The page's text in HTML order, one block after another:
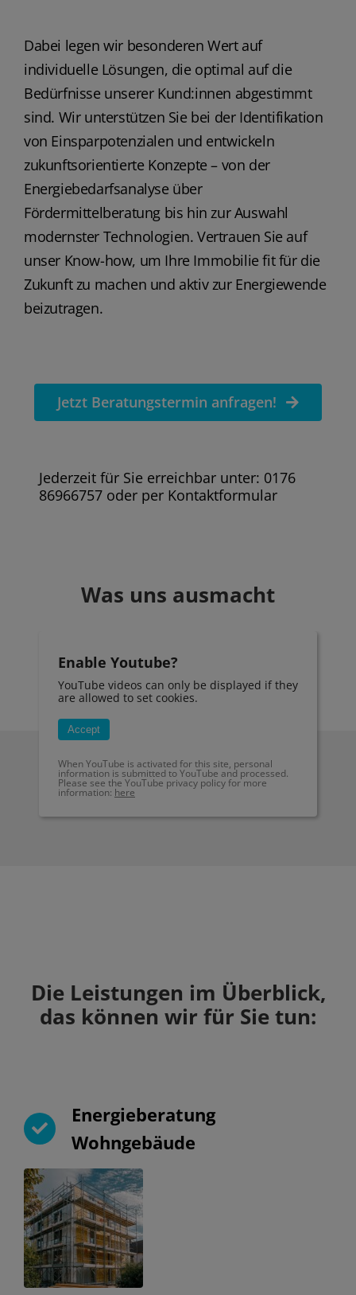
Dabei legen wir besonderen Wert auf
individuelle Lösungen, die optimal auf die
Bedürfnisse unserer Kund:innen abgestimmt
sind. Wir unterstützen Sie bei der Identifikation
von Einsparpotenzialen und entwickeln
zukunftsorientierte Konzepte – von der
Energiebedarfsanalyse über
Fördermittelberatung bis hin zur Auswahl
modernster Technologien. Vertrauen Sie auf
unser Know-how, um Ihre Immobilie fit für die
Zukunft zu machen und aktiv zur Energiewende
beizutragen.
Jetzt Beratungstermin anfragen!
Jederzeit für Sie erreichbar unter: 0176
86966757 oder per Kontaktformular
Was uns ausmacht
Enable Youtube?
YouTube videos can only be displayed if they
are allowed to set cookies.
Accept
When YouTube is activated for this site, personal
information is submitted to YouTube and processed.
Please see the YouTube privacy policy for more
information: here
Die Leistungen im Überblick,
das können wir für Sie tun:
Energieberatung
Wohngebäude